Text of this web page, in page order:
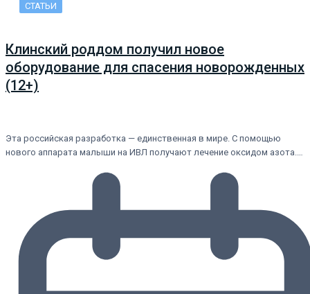
СТАТЬИ
Клинский роддом получил новое
оборудование для спасения новорожденных
(12+)
Эта российская разработка — единственная в мире. С помощью
нового аппарата малыши на ИВЛ получают лечение оксидом азота.…